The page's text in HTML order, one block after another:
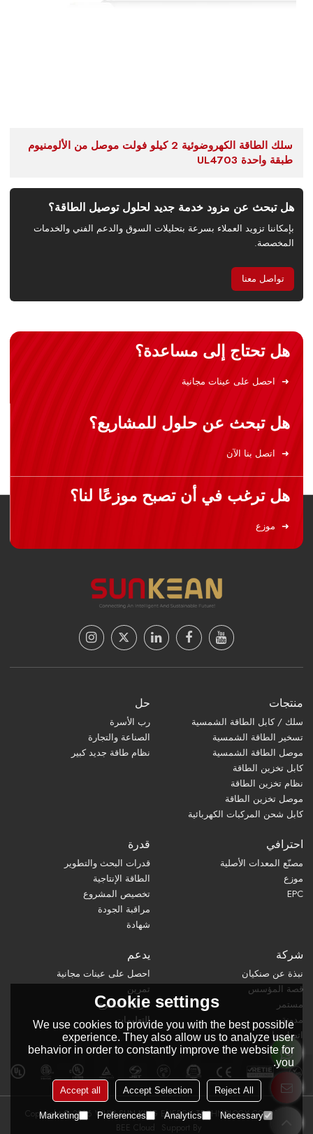
سلك الطاقة الكهروضوئية 2 كيلو فولت موصل من الألومنيوم
طبقة واحدة UL4703
هل تبحث عن مزود خدمة جديد لحلول توصيل الطاقة؟
بإمكاننا تزويد العملاء بسرعة بتحليلات السوق والدعم الفني والخدمات
المخصصة.
تواصل معنا
هل تحتاج إلى مساعدة؟
احصل على عينات مجانية
هل تبحث عن حلول للمشاريع؟
اتصل بنا الآن
هل ترغب في أن تصبح موزعًا لنا؟
موزع
منتجات
سلك / كابل الطاقة الشمسية
تسخير الطاقة الشمسية
موصل الطاقة الشمسية
كابل تخزين الطاقة
نظام تخزين الطاقة
موصل تخزين الطاقة
كابل شحن المركبات الكهربائية
حل
رب الأسرة
الصناعة والتجارة
نظام طاقة جديد كبير
احترافي
مصنّع المعدات الأصلية
موزع
EPC
قدرة
قدرات البحث والتطوير
الطاقة الإنتاجية
تخصيص المشروع
مراقبة الجودة
شهادة
شركة
نبذة عن صنكيان
قصة المؤسس
مستمر
مدونة
اتصل بنا
يدعم
احصل على عينات مجانية
تمرين
تنزيل الكتالوج
التعليمات
Copyright © 2026 WUXI SUN KING ENERGY TECHNOLOGY CO., LTD.
Support By
BEE Cloud
Cookie settings
We use cookies to provide you with the best possible
experience. They also allow us to analyze user
behavior in order to constantly improve the website for
you.
Reject All
Accept Selection
Accept all
Necessary
Analytics
Preferences
Marketing